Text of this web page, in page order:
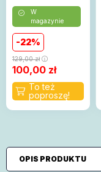
W
magazynie
22
129,00zł
100,00 zł
OPIS PRODUKTU